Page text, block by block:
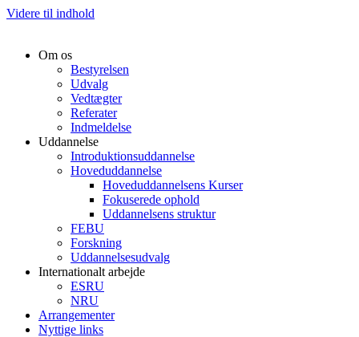
Videre til indhold
Om os
Bestyrelsen
Udvalg
Vedtægter
Referater
Indmeldelse
Uddannelse
Introduktionsuddannelse
Hoveduddannelse
Hoveduddannelsens Kurser
Fokuserede ophold
Uddannelsens struktur
FEBU
Forskning
Uddannelsesudvalg
Internationalt arbejde
ESRU
NRU
Arrangementer
Nyttige links